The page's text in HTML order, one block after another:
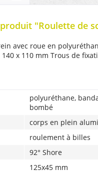
"Roulette de
avec roue en
x 110 mm Trous de
polyuréthane,
bombé
corps en plein
roulement à billes
92° Shore
125x45 mm